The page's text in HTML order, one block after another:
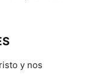
y nos